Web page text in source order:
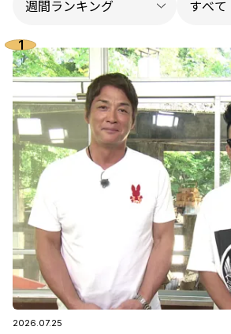
2026.07.25